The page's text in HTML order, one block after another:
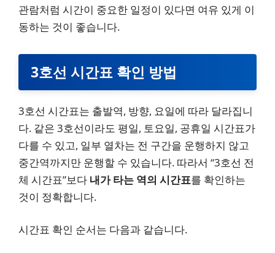
관람처럼 시간이 중요한 일정이 있다면 여유 있게 이
동하는 것이 좋습니다.
3호선 시간표 확인 방법
3호선 시간표는 출발역, 방향, 요일에 따라 달라집니
다. 같은 3호선이라도 평일, 토요일, 공휴일 시간표가
다를 수 있고, 일부 열차는 전 구간을 운행하지 않고
중간역까지만 운행할 수 있습니다. 따라서 “3호선 전
체 시간표”보다 내가 타는 역의 시간표를 확인하는
것이 정확합니다.
시간표 확인 순서는 다음과 같습니다.